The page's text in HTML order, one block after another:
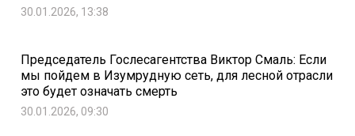
30.01.2026, 13:38
Председатель Гослесагентства Виктор Смаль: Если
мы пойдем в Изумрудную сеть, для лесной отрасли
это будет означать смерть
30.01.2026, 09:30